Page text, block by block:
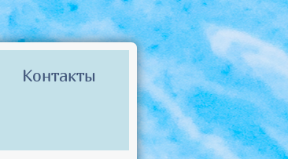
Контакты